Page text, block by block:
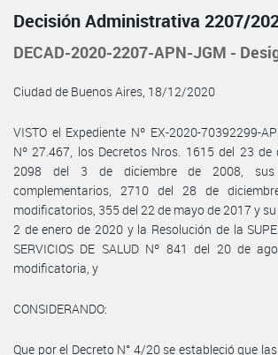
Decisión Administrativa 2207/
DECAD-2020-2207-APN-JGM -
Ciudad de Buenos Aires, 18/12/2020
VISTO el Expediente Nº EX-2020-70392299-
Nº 27.467, los Decretos Nros. 1615 del 23 de
2098 del 3 de diciembre de 2008, sus
complementarios, 2710 del 28 de
modificatorios, 355 del 22 de mayo de 2017 y
2 de enero de 2020 y la Resolución de la
SERVICIOS DE SALUD Nº 841 del 20 de
modificatoria, y
CONSIDERANDO:
Que por el Decreto N° 4/20 se estableció que